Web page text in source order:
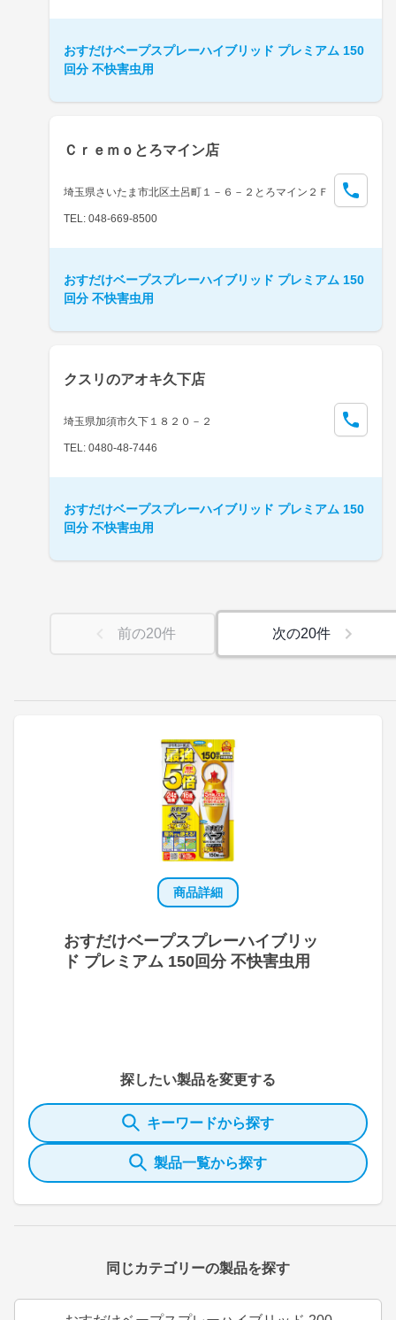
商品詳細
おすだけベープスプレーハイブリッ
ド プレミアム 150回分 不快害虫用
探したい製品を変更する
キーワードから探す
製品一覧から探す
同じカテゴリーの製品を探す
おすだけベープスプレーハイブリッド プレミアム 150
回分 不快害虫用
Ｃｒｅｍｏとろマイン店
埼玉県さいたま市北区土呂町１－６－２とろマイン２Ｆ
TEL: 048-669-8500
おすだけベープスプレーハイブリッド プレミアム 150
回分 不快害虫用
クスリのアオキ久下店
埼玉県加須市久下１８２０－２
TEL: 0480-48-7446
おすだけベープスプレーハイブリッド プレミアム 150
回分 不快害虫用
前の20件 次の20件